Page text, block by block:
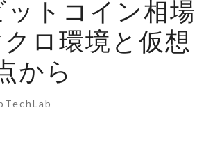
トコイン相場
ロ環境と仮想
から